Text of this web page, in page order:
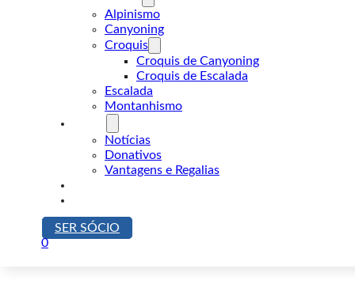
Alpinismo
Canyoning
Croquis
Croquis de Canyoning
Croquis de Escalada
Escalada
Montanhismo
Notícias
Donativos
Vantagens e Regalias
SER SÓCIO
0